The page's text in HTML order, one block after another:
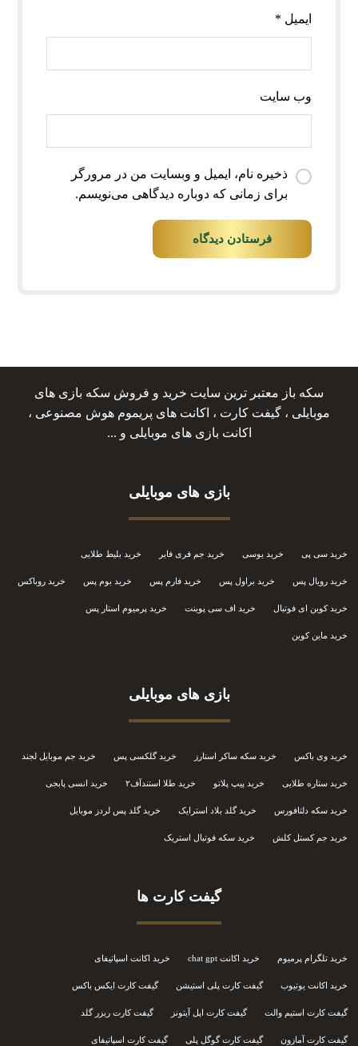
ایمیل *
وب‌ سایت
ذخیره نام، ایمیل و وبسایت من در مرورگر
برای زمانی که دوباره دیدگاهی می‌نویسم.
فرستادن دیدگاه
سکه باز معتبر ترین سایت خرید و فروش سکه بازی های
موبایلی ، گیفت کارت ، اکانت های پریموم هوش مصنوعی ،
اکانت بازی های موبایلی و ...
بازی های موبایلی
خرید سی پی خرید یوسی خرید جم فری فایر خرید بلیط طلایی
خرید رویال پس خرید براول پس خرید فارم پس خرید بوم پس خرید روباکس
خرید کوین ای فوتبال خرید اف سی پوینت خرید پرمیوم استار پس
خرید ماین کوین
بازی های موبایلی
خرید وی باکس خرید سکه ساکر استارز خرید گلکسی پس خرید جم موبایل لجند
خرید ستاره طلایی خرید پیپ پلاتو خرید طلا استندآف۲ خرید انسی پابجی
خرید سکه دلتافورس خرید گلد بلاد استرایک خرید گلد پس لردز موبایل
خرید جم کستل کلش خرید سکه فوتبال استریک
گیفت کارت ها
خرید تلگرام پرمیوم خرید اکانت chat gpt خرید اکانت اسپاتیفای
خرید اکانت یوتیوب گیفت کارت پلی استیشن گیفت کارت ایکس باکس
گیفت کارت استیم والت گیفت کارت اپل آیتونز گیفت کارت ریزر گلد
گیفت کارت آمازون گیفت کارت گوگل پلی گیفت کارت اسپاتیفای